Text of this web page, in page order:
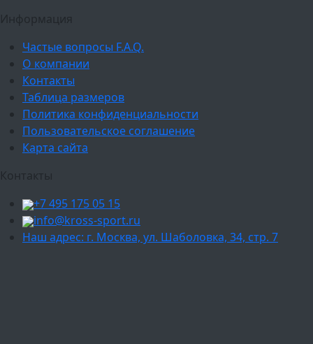
Информация
Частые вопросы F.A.Q.
О компании
Контакты
Таблица размеров
Политика конфиденциальности
Пользовательское соглашение
Карта сайта
Контакты
+7 495 175 05 15
info@kross-sport.ru
Наш адрес: г. Москва, ул. Шаболовка, 34, стр. 7